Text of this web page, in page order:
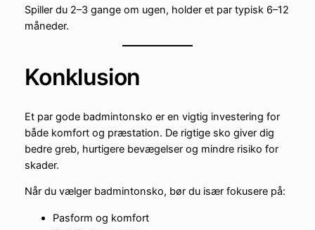
Spiller du 2–3 gange om ugen, holder et par typisk 6–12
måneder.
Konklusion
Et par gode badmintonsko er en vigtig investering for
både komfort og præstation. De rigtige sko giver dig
bedre greb, hurtigere bevægelser og mindre risiko for
skader.
Når du vælger badmintonsko, bør du især fokusere på:
Pasform og komfort